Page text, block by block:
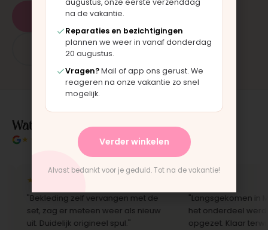
Plan een afspraak
App: 06 - 2862 1330
Wat klanten over ons zeggen
★★★★★ 4.9/5 klantbeoordeling
★★★★★
"Bekleding zelf vervangen met de
set, zag er meteen weer als nieuw
uit. Duidelijk origineel spul."
"Langsgekomen in
het onderdeel werd er
opgezet. Klaar terwijl
na de vakantie.
Reparaties en bezichtigingen
plannen we weer in vanaf donderdag
20 augustus.
Vragen?Mail of app ons gerust. We
reageren na onze vakantie zo snel
mogelijk.
Verder winkelen
Alvast bedankt voor je geduld. Tot na de vakantie!